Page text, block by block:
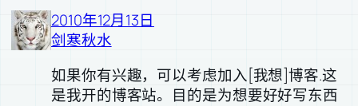
2010年12月13日
剑寒秋水
如果你有兴趣，可以考虑加入[我想]博客.这
是我开的博客站。目的是为想要好好写东西